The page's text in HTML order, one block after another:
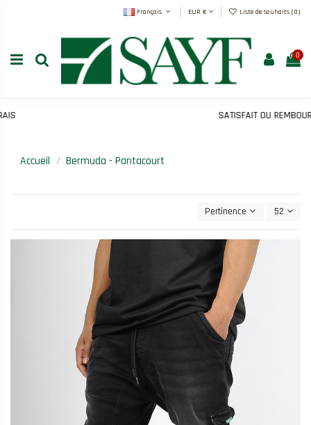
Français EUR € Liste de souhaits (0)
0
SATISFAIT OU REMBOURSÉ
Accueil Bermuda - Pantacourt
Pertinence 52